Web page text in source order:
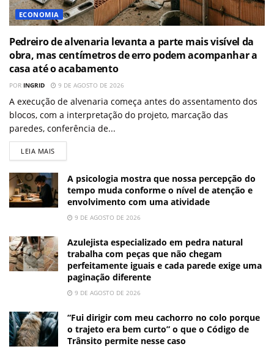
ECONOMIA
Pedreiro de alvenaria levanta a parte mais visível da
obra, mas centímetros de erro podem acompanhar a
casa até o acabamento
POR INGRID 9 DE AGOSTO DE 2026
A execução de alvenaria começa antes do assentamento dos
blocos, com a interpretação do projeto, marcação das
paredes, conferência de...
LEIA MAIS
A psicologia mostra que nossa percepção do
tempo muda conforme o nível de atenção e
envolvimento com uma atividade
9 DE AGOSTO DE 2026
Azulejista especializado em pedra natural
trabalha com peças que não chegam
perfeitamente iguais e cada parede exige uma
paginação diferente
9 DE AGOSTO DE 2026
“Fui dirigir com meu cachorro no colo porque
o trajeto era bem curto” o que o Código de
Trânsito permite nesse caso